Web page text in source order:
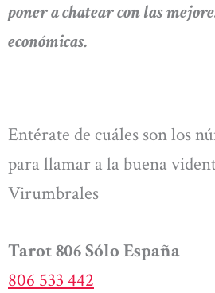
poner a chatear con las
económicas.
Entérate de cuáles son los
para llamar a la buena
Virumbrales
Tarot 806 Sólo España
806 533 442